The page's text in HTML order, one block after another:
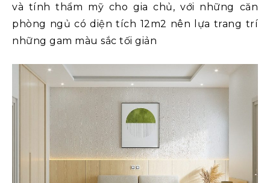
và tính thẩm mỹ cho gia chủ, với những căn
phòng ngủ có diện tích 12m2 nên lựa trang trí
những gam màu sắc tối giản